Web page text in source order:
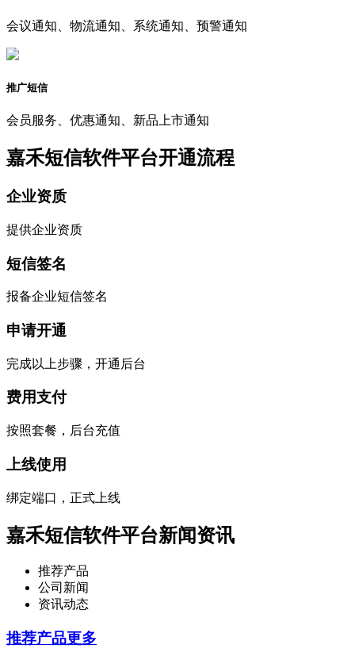
会议通知、物流通知、系统通知、预警通知
推广短信
会员服务、优惠通知、新品上市通知
嘉禾短信软件平台开通流程
企业资质
提供企业资质
短信签名
报备企业短信签名
申请开通
完成以上步骤，开通后台
费用支付
按照套餐，后台充值
上线使用
绑定端口，正式上线
嘉禾短信软件平台新闻资讯
推荐产品
公司新闻
资讯动态
推荐产品更多